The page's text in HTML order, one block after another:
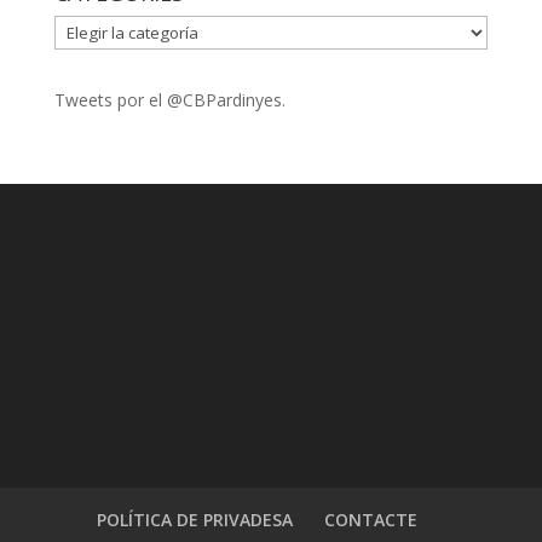
CATEGORIES
Tweets por el @CBPardinyes.
POLÍTICA DE PRIVADESA CONTACTE